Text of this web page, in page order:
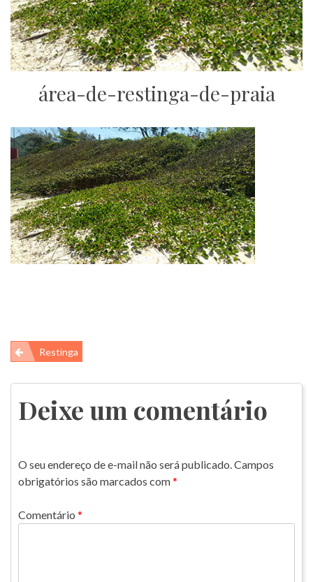
área-de-restinga-de-praia
Navegação
de
Post
Restinga
Deixe um comentário
O seu endereço de e-mail não será publicado.Campos
obrigatórios são marcados com*
Comentário *